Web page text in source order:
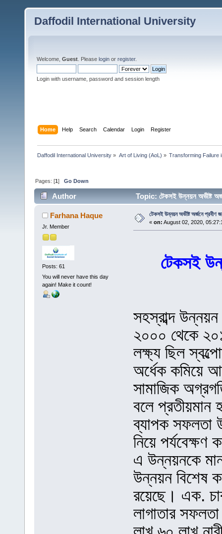
Daffodil International University
Welcome, Guest . Please login or register.
Login with username, password and session length
Home Help Search Calendar Login Register
Daffodil International University » Art of Living (AoL) » Transforming Failure
Pages: [1]Go Down
Author Topic: টেকসই উন্নয়ন অভীষ্ট
Farhana Haque
Jr. Member
Posts: 61
You will never have this day
again! Make it count!
টেকসই উন্নয়ন অভীষ্ট অর্জনে প্রবীণ
« on: August 02, 2020,
টেকসই
সহস্রাব্দ
২০০০ থেকে
লক্ষ্য ছিল
অর্ধেক কমিয়ে
সামাজিক
বলে প্রতীয়মান
ব্যাপক সফলতা
নিয়ে
এ উন্নয়নকে
উন্নয়ন বিশেষ
রয়েছে। এক.
লাগাতার